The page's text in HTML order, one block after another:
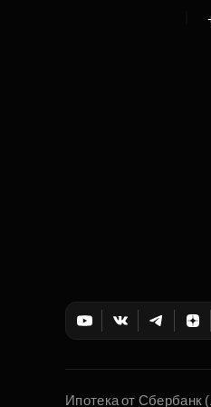
Ипотека от Сбербанк